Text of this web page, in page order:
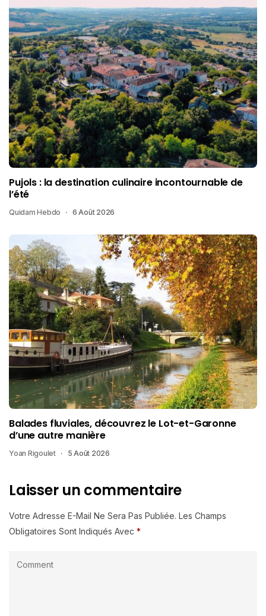
Pujols : la destination culinaire incontournable de
l’été
Quidam Hebdo 6 Août 2026
Balades fluviales, découvrez le Lot-et-Garonne
d’une autre manière
Yoan Rigoulet 5 Août 2026
Laisser un commentaire
Votre Adresse E-Mail Ne Sera Pas Publiée. Les Champs
Obligatoires Sont Indiqués Avec *